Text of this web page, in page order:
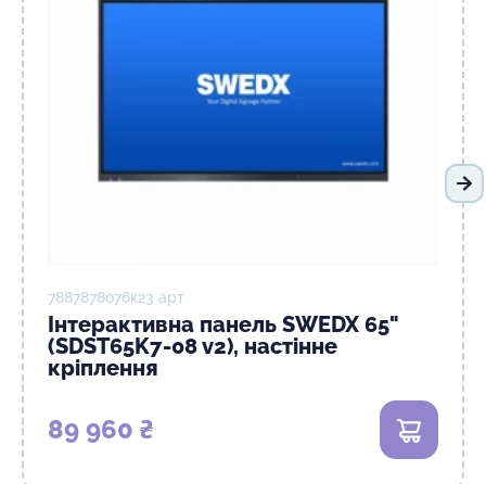
7887878о76к23 арт
Інтерактивна панель SWEDX 65"
(SDST65K7-08 v2), настінне
кріплення
89 960 ₴ В кошик